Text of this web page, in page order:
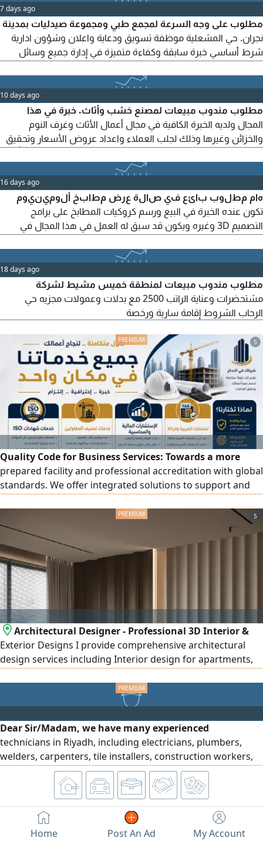
7 days ago
مطلوب على وجه السرعة لمجمع طبي ومجموعة صيدليات بمدينة
نجران. حي المشعلية موظفة تسويق ودعاية واعلان وشؤون ادارية
شرط أساسي خبرة سابقة وكفاءة متميزة في إدارة جميع وسائل
لديها معرقة جيدة بأعمال التصاميم الدعائية وتجبد الحاسب الآلي اجادة
تامة الدوام على فترتين من 8 ص الى 12 ظهرا ومن 4 عصرا الى 8
مساء
10 days ago
مطلوب مندوب مبيعات لمصنع خشب وأثاث. خبرة في هذا
المجال ولديه الخبرة الكافية في مجال أعمال الأثاث وغرف النوم
والخزائن وغيرها وذلك لجلب العملاء واعداد عروض الأسعار وتحقيق
16 days ago
هام مطلوب بائع في صالة عرض مطابخ ألومينيوم
تكون عنده الخبرة في البيع ورسم كروكيات المطابخ على برامج
التصميم 3D وغيره ويكون قد سبق له العمل في هذا المجال في
الراتب 2500 ريال ونسبة واحد في الميه من اجمالي العقود يتوفر
السكن ونقل الكفالة وتأمين صحي ورجاء ارسال سابقة أعماله
والإقامة يرجى من المتقدم نسخ الاعلان وارساله أو تصويره ل التأكيد
18 days ago
مطلوب مندوب مبيعات لمنطقة خميس مشيط لشركة
مشتحضرات وعناية الراتب 2500 مع بدلات وعمولات مجزيه حي
الرحاب الشروط إقامة سارية ورخصة
5
Quality Code for Business Services: Towards a more
prepared facility and professional accreditation with global
standards. We offer integrated solutions to support and
develop your facility, including accredited ISO certificates.
We provide a wide range of quality certificates and
management systems: ISO 9001, ISO 14001, ISO 45001, ISO
27001, ISO 22301, ISO 22000, in addition to other
certificates that match the nature of your business.
Contractor classification: preparing and organizing files,
fulfilling requirements, and follow-up until the
classification is issued in accordance with regulations.
5
Architectural Designer - Professional 3D Interior &
Exterior Designs I provide comprehensive architectural
design services including Interior design for apartments,
villas, shops, offices, and cafés Exterior design and façades
(Modern - Classic - Modern Classic - Neo - Classical) High -
quality realistic 3D rendering Detailed construction
Dear Sir/Madam, we have many experienced
technicians in Riyadh, including electricians, plumbers,
welders, carpenters, tile installers, construction workers,
drivers, and forklift operators. They have extensive
experience and high efficiency, and they are available in
Riyadh under sponsorship transfer. For inquiries, please
contact me.
Home
Post An Ad My Account